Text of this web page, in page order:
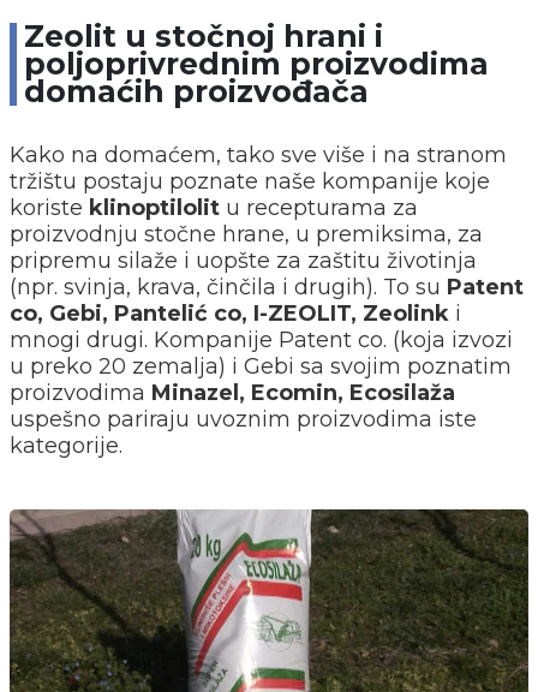
Zeolit u stočnoj hrani i
poljoprivrednim proizvodima
domaćih proizvođača
Kako na domaćem, tako sve više i na stranom
tržištu postaju poznate naše kompanije koje
koriste klinoptilolit u recepturama za
proizvodnju stočne hrane, u premiksima, za
pripremu silaže i uopšte za zaštitu životinja
(npr. svinja, krava, činčila i drugih). To su Patent
co, Gebi, Pantelić co, I-ZEOLIT, Zeolink i
mnogi drugi. Kompanije Patent co. (koja izvozi
u preko 20 zemalja) i Gebi sa svojim poznatim
proizvodima Minazel, Ecomin, Ecosilaža
uspešno pariraju uvoznim proizvodima iste
kategorije.